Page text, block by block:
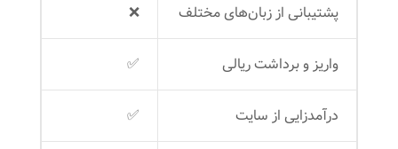
پشتیبانی از زبان‌های مختلف ❌
واریز و برداشت ریالی ✅
درآمدزایی از سایت ✅